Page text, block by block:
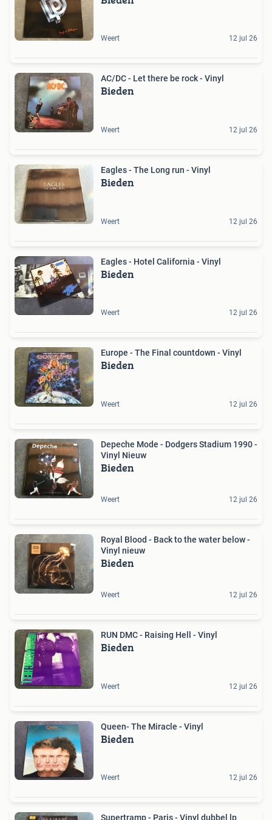
Weert 12 jul 26
AC/DC - Let there be rock - Vinyl
Bieden
Weert 12 jul 26
Eagles - The Long run - Vinyl
Bieden
Weert 12 jul 26
Eagles - Hotel California - Vinyl
Bieden
Weert 12 jul 26
Europe - The Final countdown - Vinyl
Bieden
Weert 12 jul 26
Depeche Mode - Dodgers Stadium 1990 -
Vinyl Nieuw
Bieden
Weert 12 jul 26
Royal Blood - Back to the water below -
Vinyl nieuw
Bieden
Weert 12 jul 26
RUN DMC - Raising Hell - Vinyl
Bieden
Weert 12 jul 26
Queen- The Miracle - Vinyl
Bieden
Weert 12 jul 26
Supertramp - Paris - Vinyl dubbel lp